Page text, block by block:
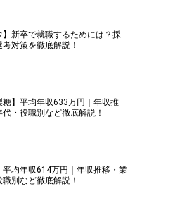
】新卒で就職するためには？採
対策を徹底解説！
糖】平均年収633万円｜年収推
・役職別など徹底解説！
平均年収614万円｜年収推移・業
別など徹底解説！